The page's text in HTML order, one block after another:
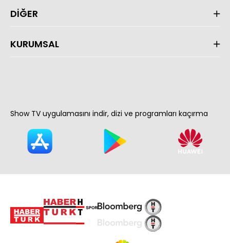
DİĞER
KURUMSAL
Show TV uygulamasını indir, dizi ve programları kaçırma